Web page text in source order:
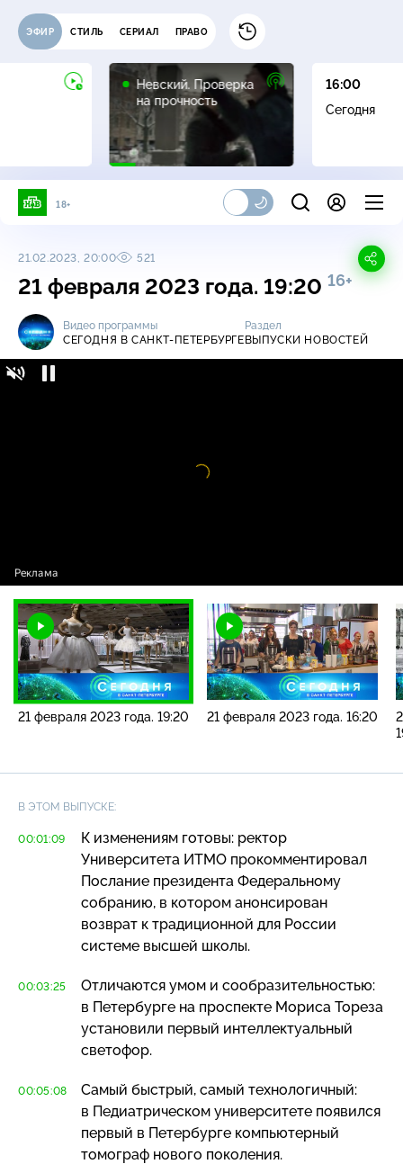
ЭФИР СТИЛЬ СЕРИАЛ ПРАВО
Невский. Проверка
на прочность
16+
16:00
Сегодня
18+
21.02.2023, 20:00 521
21 февраля 2023 года. 19:20 16+
Видео программы
СЕГОДНЯ В САНКТ-ПЕТЕРБУРГЕ
Раздел
ВЫПУСКИ НОВОСТЕЙ
Видео
21 февраля 2023 года. 19:20 21 февраля 2023 года. 16:20
В ЭТОМ ВЫПУСКЕ:
00:01:09
К изменениям готовы: ректор
Университета ИТМО прокомментировал
Послание президента Федеральному
собранию, в котором анонсирован
возврат к традиционной для России
системе высшей школы.
00:03:25
Отличаются умом и сообразительностью:
в Петербурге на проспекте Мориса Тореза
установили первый интеллектуальный
светофор.
00:05:08
Самый быстрый, самый технологичный:
в Педиатрическом университете появился
первый в Петербурге компьютерный
томограф нового поколения.